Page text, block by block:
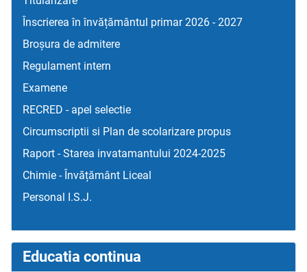
Înscrierea în învățământul primar 2026 - 2027
Broșura de admitere
Regulament intern
Examene
RECRED - apel selectie
Circumscriptii si Plan de scolarizare propus
Raport - Starea invatamantului 2024-2025
Chimie - Învățământ Liceal
Personal I.S.J.
Educatia continua